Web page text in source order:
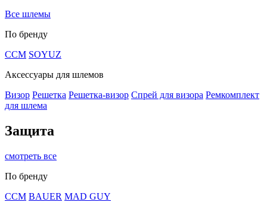
Все шлемы
По бренду
CCM SOYUZ
Аксессуары для шлемов
Визор Решетка Решетка-визор Спрей для визора Ремкомплект
для шлема
Защита
смотреть все
По бренду
CCM BAUER MAD GUY